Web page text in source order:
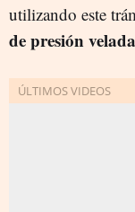
utilizando este
de presión velada